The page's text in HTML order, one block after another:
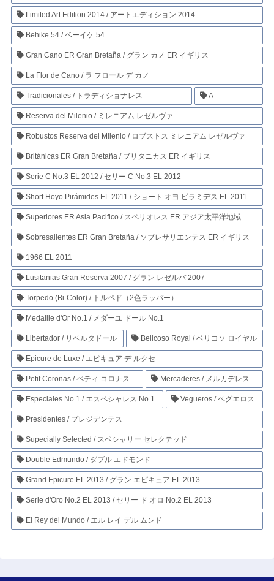
Limited Art Edition 2014 / アートエディション 2014
Behike 54 / ベーイケ 54
Gran Cano ER Gran Bretaña / グラン カノ ER イギリス
La Flor de Cano / ラ フロール デ カノ
Tradicionales / トラディショナレス A
Reserva del Milenio / ミレニアム レゼルヴァ
Robustos Reserva del Milenio / ロブストス ミレニアム レゼルヴァ
Británicas ER Gran Bretaña / ブリタニカス ER イギリス
Serie C No.3 EL 2012 / セリー C No.3 EL 2012
Short Hoyo Pirámides EL 2011 / ショート オヨ ピラミデス EL 2011
Superiores ER Asia Pacifico / スペリオレス ER アジア太平洋地域
Sobresalientes ER Gran Bretaña / ソブレサリエンテス ER イギリス
1966 EL 2011
Lusitanias Gran Reserva 2007 / グラン レゼルバ 2007
Torpedo (Bi-Color) / トルペド（2色ラッパー）
Medaille d'Or No.1 / メダーユ ドール No.1
Libertador / リベルタドール Belicoso Royal / ベリコソ ロイヤル
Epicure de Luxe / エピキュア デ ルクセ
Petit Coronas / ペティ コロナス Mercaderes / メルカデレス
Especiales No.1 / エスペシャレス No.1 Vegueros / ベグエロス
Presidentes / プレジデンテス
Supecially Selected / スペシャリー セレクテッド
Double Edmundo / ダブル エドモンド
Grand Epicure EL 2013 / グラン エピキュア EL 2013
Serie d'Oro No.2 EL 2013 / セリー ド オロ No.2 EL 2013
El Rey del Mundo / エル レイ デル ムンド